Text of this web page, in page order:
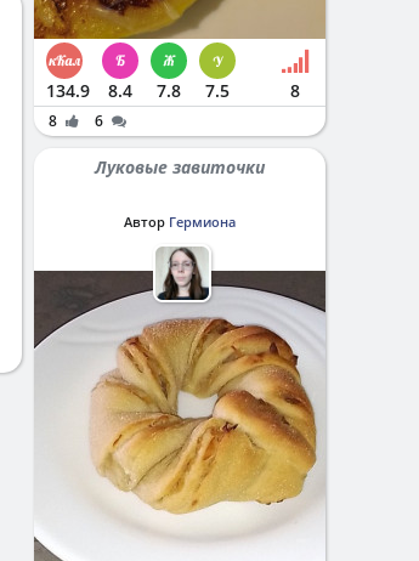
134.9 8.4 7.8 7.5 8
8 6
Луковые завиточки
Автор Гермиона